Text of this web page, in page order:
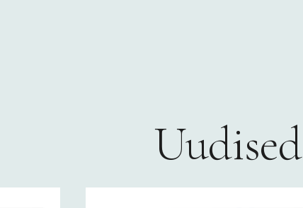
Uudised